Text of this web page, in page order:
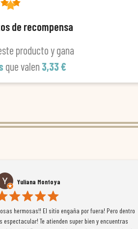
de recompensa
producto y gana
que valen 3,33 €
Yuliana Montoya
hermosas!! El sitio engaña por fuera! Pero dentro
espectacular! Te atienden super bien y encuentras